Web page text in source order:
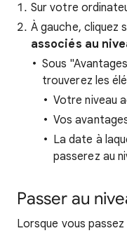
Sur votre
À gauche, cliquez
associés au
Sous
trouverez les
Votre niveau
Vos
La date à
passerez au
Passer au
Lorsque vous passez